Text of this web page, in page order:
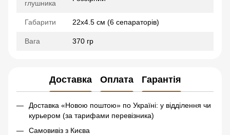
глушника
Габарити 22х4.5 см (6 сепараторів)
Вага 370 гр
Доставка Оплата Гарантія
Доставка «Новою поштою» по Україні: у відділення чи
курьером (за тарифами перевізника)
Самовивіз з Києва